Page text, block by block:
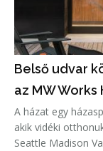
Belső udvar
az MW
A házat egy
akik vidéki
Seattle Madison